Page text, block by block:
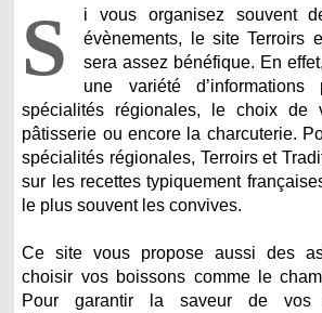
S
i vous organisez souvent
évènements, le site Terroirs
sera assez bénéfique. En
une variété
spécialités régionales, le choix de
pâtisserie ou encore la charcuterie.
spécialités régionales, Terroirs et
sur les recettes typiquement
le plus souvent les convives.
Ce site vous propose aussi des
choisir vos boissons comme le
Pour garantir la saveur de vos